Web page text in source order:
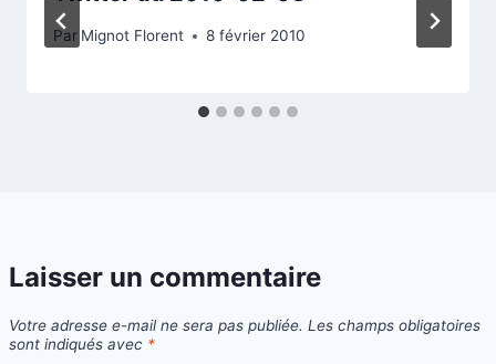
Par Mignot Florent 8 février 2010
Laisser un commentaire
Votre adresse e-mail ne sera pas publiée. Les champs obligatoires
sont indiqués avec *